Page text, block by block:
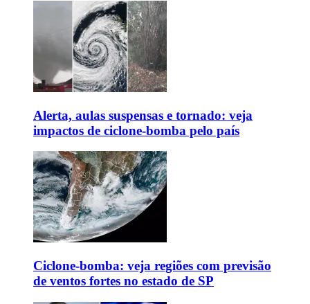
Alerta, aulas suspensas e tornado: veja
impactos de ciclone-bomba pelo país
Ciclone-bomba: veja regiões com previsão
de ventos fortes no estado de SP